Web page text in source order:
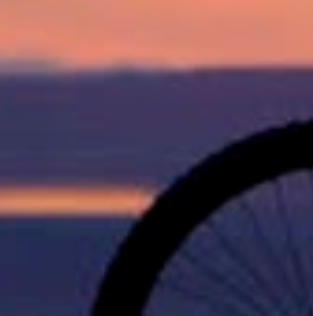
animado com a boa repercussão que a
possível chegada do atleta causou entre os